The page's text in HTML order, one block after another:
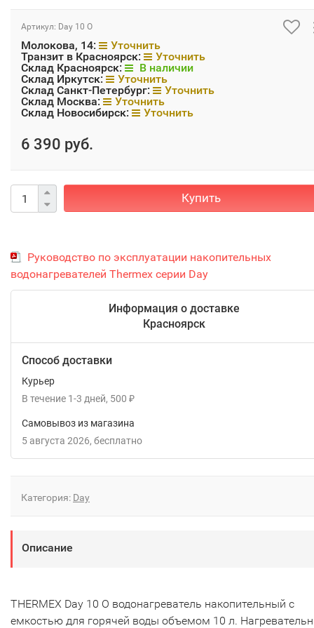
Артикул: Day 10 O
Молокова, 14:
Уточнить
Транзит в Красноярск:
Уточнить
Склад Красноярск:
В наличии
Склад Иркутск:
Уточнить
Склад Санкт-Петербург:
Уточнить
Склад Москва:
Уточнить
Склад Новосибирск:
Уточнить
6 390 руб.
Купить
Руководство по эксплуатации накопительных
водонагревателей Thermex серии Day
Информация о доставке
Красноярск
Способ доставки
Курьер
В течение 1-3 дней 500 ₽
Самовывоз из магазина
5 августа 2026
Бесплатно
Категория: Day
Описание
THERMEX Day 10 O водонагреватель накопительный с
емкостью для горячей воды объемом 10 л.